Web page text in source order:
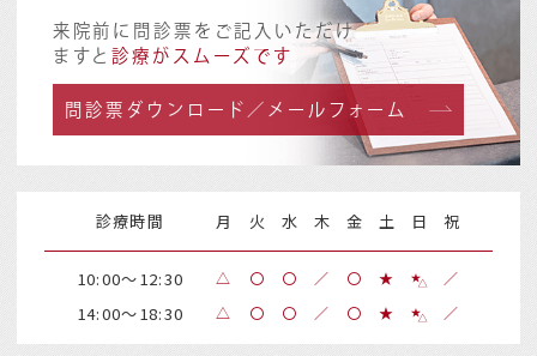
来院前に問診票をご記入いただけ
ますと診療がスムーズです
問診票ダウンロード／メールフォーム
診療時間 月 火 水 木 金 土 日 祝
10:00～12:30 △ 〇 〇 ／ 〇 ★ ／
14:00～18:30 △ 〇 〇 ／ 〇 ★ ／